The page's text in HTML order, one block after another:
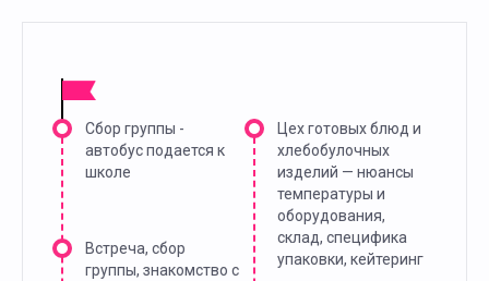
Сбор группы -
автобус подается к
школе
Встреча, сбор
группы, знакомство с
Цех готовых блюд и
хлебобулочных
изделий — нюансы
температуры и
оборудования,
склад, специфика
упаковки, кейтеринг